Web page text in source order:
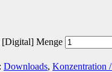
[Digital] Menge
Downloads, Konzentration